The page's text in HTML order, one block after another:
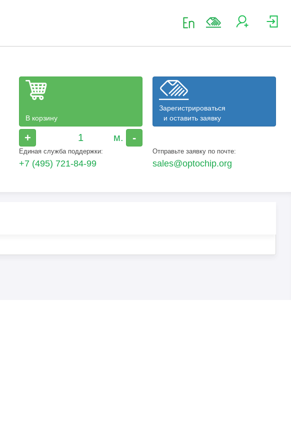
В корзину
+ -
Зарегистрироваться
и оставить заявку
Единая служба поддержки:
+7 (495) 721-84-99
Отправьте заявку по почте:
sales@optochip.org